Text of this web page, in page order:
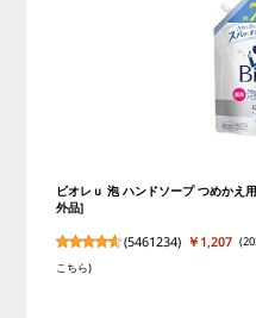
ビオレｕ 泡 ハンドソープ つめか
外品]
(5461234) ￥1,207
こちら)